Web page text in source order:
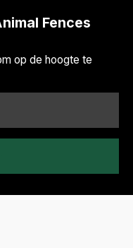
Fences
op de hoogte te